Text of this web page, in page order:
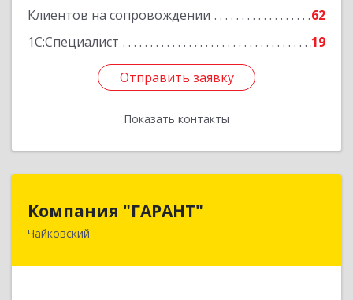
Клиентов на сопровождении
62
1С:Специалист
19
Отправить заявку
Показать контакты
Отправить заявку
Назад
Компания "ГАРАНТ"
Чайковский
617760, Пермский край, Чайковский г, Карла